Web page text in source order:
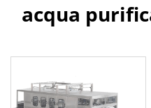
acqua